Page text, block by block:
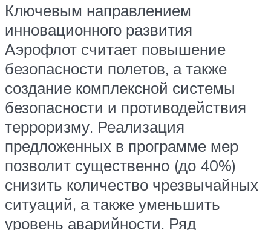
Ключевым направлением
инновационного развития
Аэрофлот считает повышение
безопасности полетов, а также
создание комплексной системы
безопасности и противодействия
терроризму. Реализация
предложенных в программе мер
позволит существенно (до 40%)
снизить количество чрезвычайных
ситуаций, а также уменьшить
уровень аварийности. Ряд